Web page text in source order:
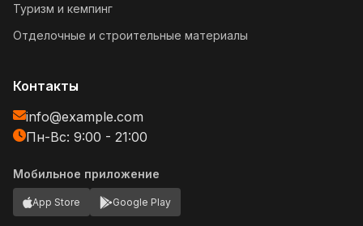
Туризм и кемпинг
Отделочные и строительные материалы
Контакты
info@example.com
Пн-Вс: 9:00 - 21:00
Мобильное приложение
App Store Google Play